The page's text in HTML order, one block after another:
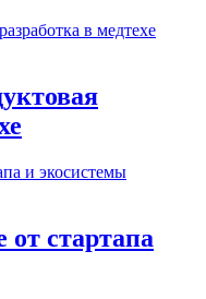
стартапа